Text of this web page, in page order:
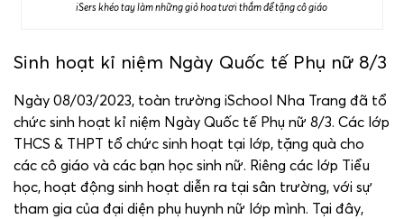
iSers khéo tay làm những giỏ hoa tươi thắm để tặng cô giáo
Sinh hoạt kỉ niệm Ngày Quốc tế Phụ nữ 8/3
Ngày 08/03/2023, toàn trường iSchool Nha Trang đã tổ
chức sinh hoạt kỉ niệm Ngày Quốc tế Phụ nữ 8/3. Các lớp
THCS & THPT tổ chức sinh hoạt tại lớp, tặng quà cho
các cô giáo và các bạn học sinh nữ. Riêng các lớp Tiểu
học, hoạt động sinh hoạt diễn ra tại sân trường, với sự
tham gia của đại diện phụ huynh nữ lớp mình. Tại đây,